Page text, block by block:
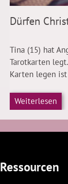
Dürfen
Tina (15) hat
Tarotkarten
Karten legen
Weiterlesen
Ressourcen